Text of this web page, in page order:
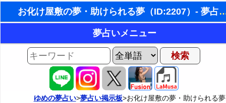
お化け屋敷の夢・助けられる夢
東洋・西洋占星術
ホラリー占星術
手相占いで未来診断
タロットカードで無料占い
夢占いメニュー
AIゆめの夢占いチャット
夢占い掲示板
ゆめの夢占い>夢占い掲示板>お化け屋敷の夢・助けられる夢